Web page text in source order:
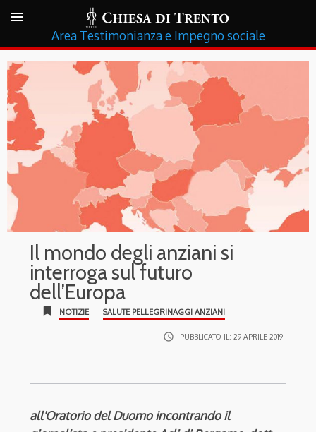
Testimonianza e Impegno sociale
Il mondo degli anziani si
interroga sul futuro
dell’Europa
bookmark NOTIZIE SALUTE PELLEGRINAGGI ANZIANI
access_time PUBBLICATO IL: 29 APRILE 2019
all'Oratorio del Duomo incontrando il